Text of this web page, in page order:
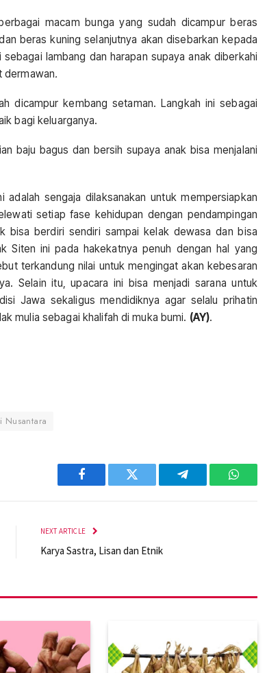
macam bunga yang sudah dicampur beras
beras kuning selanjutnya akan disebarkan kepada
lambang dan harapan supaya anak diberkahi
dermawan.
dicampur kembang setaman. Langkah ini sebagai
bagi keluarganya.
baju bagus dan bersih supaya anak bisa menjalani
adalah sengaja dilaksanakan untuk mempersiapkan
setiap fase kehidupan dengan pendampingan
bisa berdiri sendiri sampai kelak dewasa dan bisa
Siten ini pada hakekatnya penuh dengan hal yang
terkandung nilai untuk mengingat akan kebesaran
Selain itu, upacara ini bisa menjadi sarana untuk
Jawa sekaligus mendidiknya agar selalu prihatin
mulia sebagai khalifah di muka bumi. (AY).
Nusantara
Facebook Twitter Telegram WhatsApp
NEXT ARTICLE
Karya Sastra, Lisan dan Etnik